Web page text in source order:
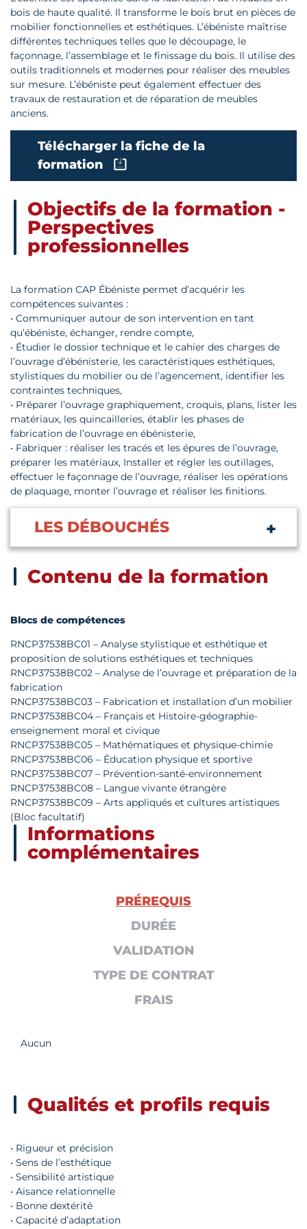
bois de haute qualité. Il transforme le bois brut en pièces de
mobilier fonctionnelles et esthétiques. L’ébéniste maîtrise
différentes techniques telles que le découpage, le
façonnage, l’assemblage et le finissage du bois. Il utilise des
outils traditionnels et modernes pour réaliser des meubles
sur mesure. L’ébéniste peut également effectuer des
travaux de restauration et de réparation de meubles
anciens.
Télécharger la fiche de la
formation
Objectifs de la formation -
Perspectives
professionnelles
La formation CAP Ébéniste permet d’acquérir les
compétences suivantes :
• Communiquer autour de son intervention en tant
qu’ébéniste, échanger, rendre compte,
• Étudier le dossier technique et le cahier des charges de
l’ouvrage d’ébénisterie, les caractéristiques esthétiques,
stylistiques du mobilier ou de l’agencement, identifier les
contraintes techniques,
• Préparer l’ouvrage graphiquement, croquis, plans, lister les
matériaux, les quincailleries, établir les phases de
fabrication de l’ouvrage en ébénisterie,
• Fabriquer : réaliser les tracés et les épures de l’ouvrage,
préparer les matériaux, Installer et régler les outillages,
effectuer le façonnage de l’ouvrage, réaliser les opérations
de plaquage, monter l’ouvrage et réaliser les finitions.
LES DÉBOUCHÉS
Contenu de la formation
Blocs de compétences
RNCP37538BC01 – Analyse stylistique et esthétique et
proposition de solutions esthétiques et techniques
RNCP37538BC02 – Analyse de l’ouvrage et préparation de la
fabrication
RNCP37538BC03 – Fabrication et installation d’un mobilier
RNCP37538BC04 – Français et Histoire-géographie-
enseignement moral et civique
RNCP37538BC05 – Mathématiques et physique-chimie
RNCP37538BC06 – Éducation physique et sportive
RNCP37538BC07 – Prévention-santé-environnement
RNCP37538BC08 – Langue vivante étrangère
RNCP37538BC09 – Arts appliqués et cultures artistiques
(Bloc facultatif)
Informations
complémentaires
PRÉREQUIS
DURÉE
VALIDATION
TYPE DE CONTRAT
FRAIS
Aucun
Qualités et profils requis
• Rigueur et précision
• Sens de l’esthétique
• Sensibilité artistique
• Aisance relationnelle
• Bonne dextérité
• Capacité d’adaptation